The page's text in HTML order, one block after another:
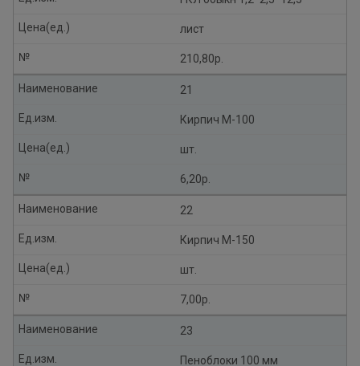
лист
Цена(ед.)
210,80р.
№
21
Наименование
Кирпич М-100
Ед.изм.
шт.
Цена(ед.)
6,20р.
№
22
Наименование
Кирпич М-150
Ед.изм.
шт.
Цена(ед.)
7,00р.
№
23
Наименование
Пеноблоки 100 мм
Ед.изм.